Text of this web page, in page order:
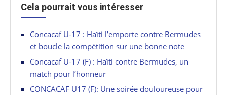
Cela pourrait vous intéresser
Concacaf U-17 : Haïti l’emporte contre Bermudes
et boucle la compétition sur une bonne note
Concacaf U-17 (F) : Haïti contre Bermudes, un
match pour l’honneur
CONCACAF U17 (F): Une soirée douloureuse pour